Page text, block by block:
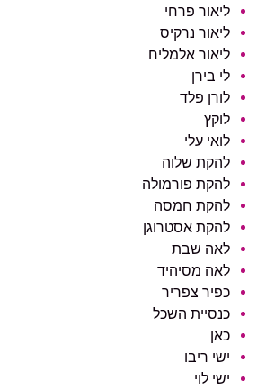
ליאור פרחי
ליאור נרקיס
ליאור אלמליח
לי בירן
לורן פלד
לוקץ
לואי עלי
להקת שלוה
להקת פורמולה
להקת חמסה
להקת אסטרוגן
לאה שבת
לאה מסיהיד
כפיר צפריר
כנסיית השכל
כאן
ישי ריבו
ישי לוי